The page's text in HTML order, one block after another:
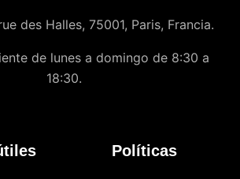
des Halles, 75001, Paris, Francia.
de lunes a domingo de 8:30 a
18:30.
Políticas